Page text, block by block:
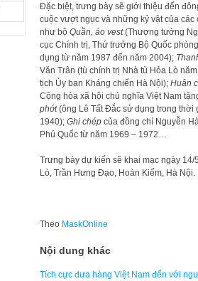
Đặc biệt, trưng bày sẽ giới thiệu đến
cuộc vượt ngục và những kỷ vật của
như bộ Quần, áo vest(Thượng tướng
cục Chính trị, Thứ trưởng Bộ Quốc
dụng từ năm 1987 đến năm 2004);
Văn Trân (tù chính trị Nhà tù Hỏa Lò
tịch Ủy ban Kháng chiến Hà Nội); Huân
Cộng hòa xã hội chủ nghĩa Việt Nam
phớt(ông Lê Tất Đắc sử dụng trong thời
1940); Ghi chépcủa đồng chí Nguyễn
Phú Quốc từ năm 1969 – 1972…
Trưng bày dự kiến sẽ khai mạc ngày
Lò, Trần Hưng Đạo, Hoàn Kiếm, Hà Nội.
Theo MaskOnline
Nội dung khác
Tích cực đưa hàng Việt Nam đến với